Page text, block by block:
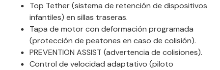
Top Tether (sistema de retención de dispositivos
infantiles) en sillas traseras.
Tapa de motor con deformación programada
(protección de peatones en caso de colisión).
PREVENTION ASSIST (advertencia de colisiones).
Control de velocidad adaptativo (piloto